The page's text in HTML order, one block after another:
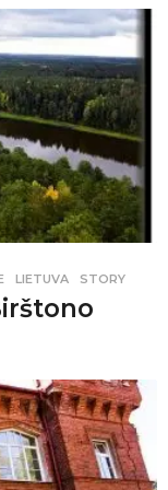
,LIETUVA ,STORY